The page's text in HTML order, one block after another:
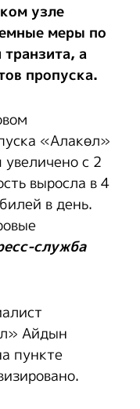
узле
меры по
а
пропуска.
«Алакөл»
с 2
выросла в 4
в день.
служба
Айдын
пункте